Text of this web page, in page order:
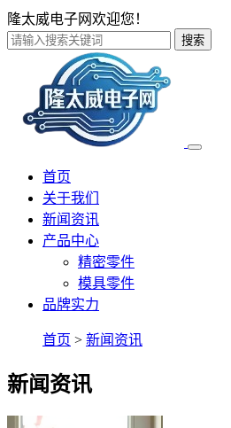
隆太威电子网欢迎您！
搜索
首页
关于我们
新闻资讯
产品中心
精密零件
模具零件
品牌实力
首页 > 新闻资讯
新闻资讯